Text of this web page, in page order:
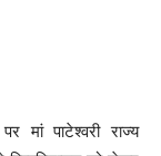
मां पाटेश्वरी राज्य